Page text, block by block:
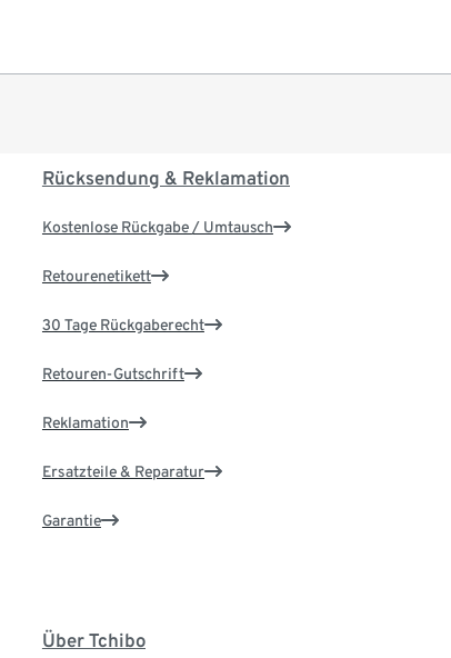
Rücksendung & Reklamation
Kostenlose Rückgabe / Umtausch
Retourenetikett
30 Tage Rückgaberecht
Retouren-Gutschrift
Reklamation
Ersatzteile & Reparatur
Garantie
Über Tchibo